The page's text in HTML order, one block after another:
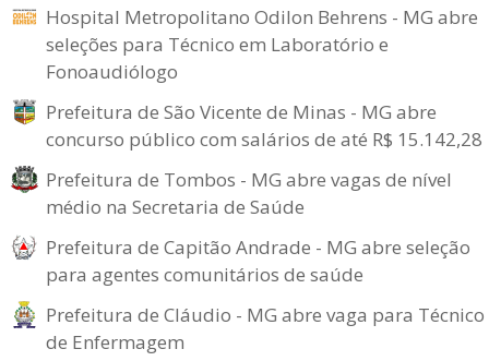
Hospital Metropolitano Odilon Behrens - MG abre
seleções para Técnico em Laboratório e
Fonoaudiólogo
Prefeitura de São Vicente de Minas - MG abre
concurso público com salários de até R$ 15.142,28
Prefeitura de Tombos - MG abre vagas de nível
médio na Secretaria de Saúde
Prefeitura de Capitão Andrade - MG abre seleção
para agentes comunitários de saúde
Prefeitura de Cláudio - MG abre vaga para Técnico
de Enfermagem